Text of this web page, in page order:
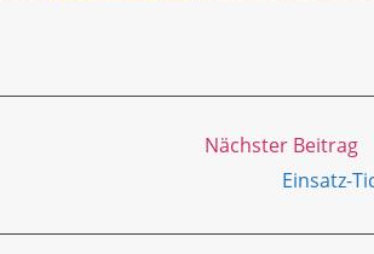
Nächster Beitrag
Einsatz-